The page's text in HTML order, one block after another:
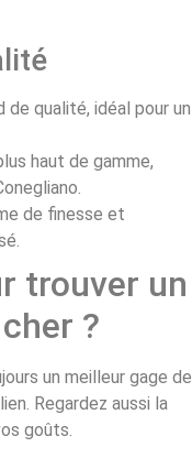
de qualité, idéal pour un
haut de gamme,
de finesse et
trouver un
?
un meilleur gage de
Regardez aussi la
goûts.